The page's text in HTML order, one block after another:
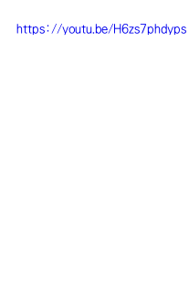
https://youtu.be/H6zs7phdyps